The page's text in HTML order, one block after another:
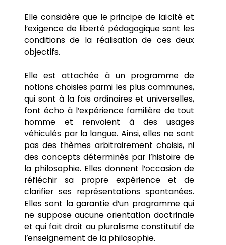
Elle considère que le principe de laïcité et
l’exigence de liberté pédagogique sont les
conditions de la réalisation de ces deux
objectifs.
Elle est attachée à un programme de
notions choisies parmi les plus communes,
qui sont à la fois ordinaires et universelles,
font écho à l’expérience familière de tout
homme et renvoient à des usages
véhiculés par la langue. Ainsi, elles ne sont
pas des thèmes arbitrairement choisis, ni
des concepts déterminés par l’histoire de
la philosophie. Elles donnent l’occasion de
réfléchir sa propre expérience et de
clarifier ses représentations spontanées.
Elles sont la garantie d’un programme qui
ne suppose aucune orientation doctrinale
et qui fait droit au pluralisme constitutif de
l’enseignement de la philosophie.